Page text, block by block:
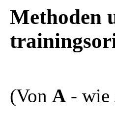
Methoden
(Von A - wie